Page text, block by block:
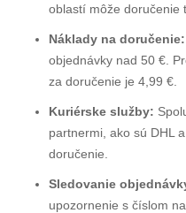
oblastí môže doručenie
Náklady na doručenie:
objednávky nad 50 €.
za doručenie je 4,99 €.
Kuriérske služby:
partnermi, ako sú DHL
doručenie.
Sledovanie
upozornenie s číslom